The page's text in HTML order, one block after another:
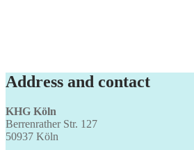
Address and contact
KHG Köln
Berrenrather Str. 127
50937 Köln